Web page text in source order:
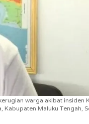
warga akibat insiden
Maluku Tengah,